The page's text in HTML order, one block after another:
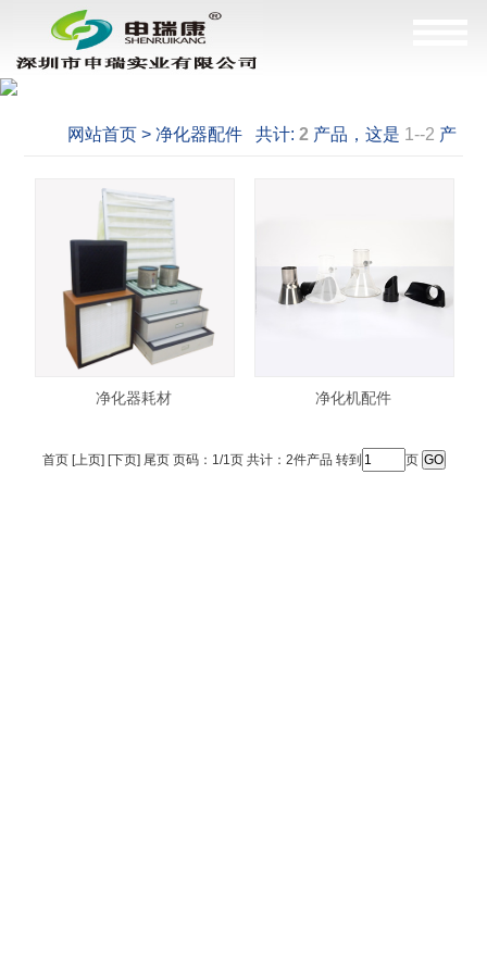
网站首页 > 净化器配件 共计:2 产品，这是 1--2 产
净化器耗材 净化机配件
首页 [上页] [下页] 尾页 页码：1/1页 共计：2件产品 转到 页